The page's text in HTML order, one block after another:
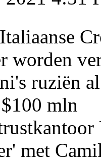
worden
ruziën
mln
met